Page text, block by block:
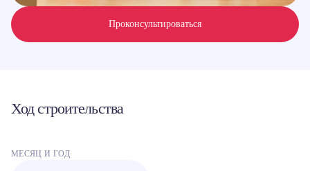
Проконсультироваться
Ход строительства
МЕСЯЦ И ГОД